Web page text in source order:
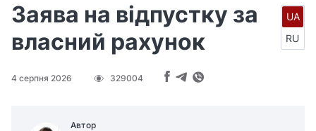
Заява на відпустку за
власний рахунок
4 серпня 2026 329004
UA
RU
Автор